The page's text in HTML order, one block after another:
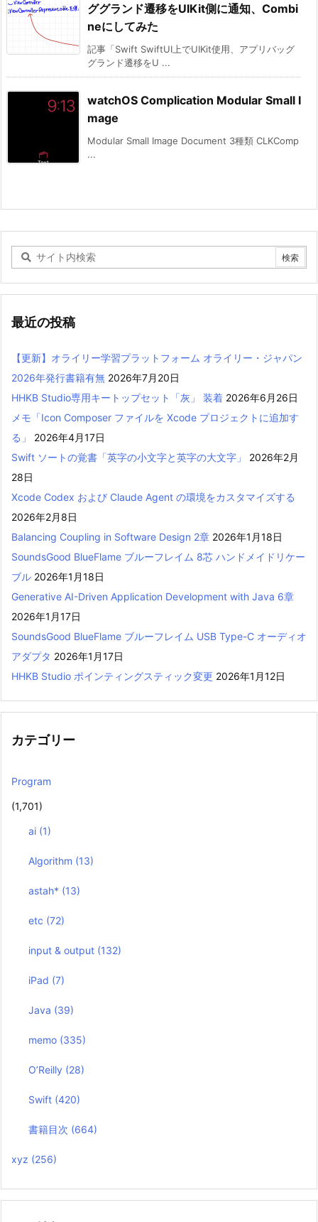
ググランド遷移をUIKit側に通知、Combi
neにしてみた
記事「Swift SwiftUI上でUIKit使用、アプリバッグ
グランド遷移をU ...
watchOS Complication Modular Small I
mage
Modular Small Image Document 3種類 CLKComp
...
最近の投稿
【更新】オライリー学習プラットフォーム オライリー・ジャパン
2026年発行書籍有無 2026年7月20日
HHKB Studio専用キートップセット「灰」 装着 2026年6月26日
メモ「Icon Composer ファイルを Xcode プロジェクトに追加す
る」
2026年4月17日
Swift ソートの覚書「英字の小文字と英字の大文字」
2026年2月
28日
Xcode Codex および Claude Agent の環境をカスタマイズする
2026年2月8日
Balancing Coupling in Software Design 2章 2026年1月18日
SoundsGood BlueFlame ブルーフレイム 8芯 ハンドメイドリケー
ブル 2026年1月18日
Generative AI-Driven Application Development with Java 6章
2026年1月17日
SoundsGood BlueFlame ブルーフレイム USB Type-C オーディオ
アダプタ 2026年1月17日
HHKB Studio ポインティングスティック変更 2026年1月12日
カテゴリー
Program
(1,701)
ai (1)
Algorithm (13)
astah* (13)
etc (72)
input & output (132)
iPad (7)
Java (39)
memo (335)
O’Reilly (28)
Swift (420)
書籍目次 (664)
xyz (256)